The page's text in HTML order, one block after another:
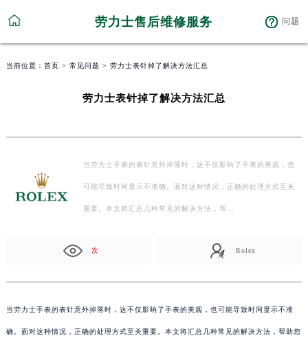
劳力士售后维修服务 问题
当前位置： 首页 > 常见问题 > 劳力士表针掉了解决方法汇总
劳力士表针掉了解决方法汇总
当劳力士手表的表针意外掉落时，这不仅影响了手表的美观，也
可能导致时间显示不准确。面对这种情况，正确的处理方式至关
重要。本文将汇总几种常见的解决方法，帮…
次 Rolex
当劳力士手表的表针意外掉落时，这不仅影响了手表的美观，也可能导致时间显示不准
确。面对这种情况，正确的处理方式至关重要。本文将汇总几种常见的解决方法，帮助您